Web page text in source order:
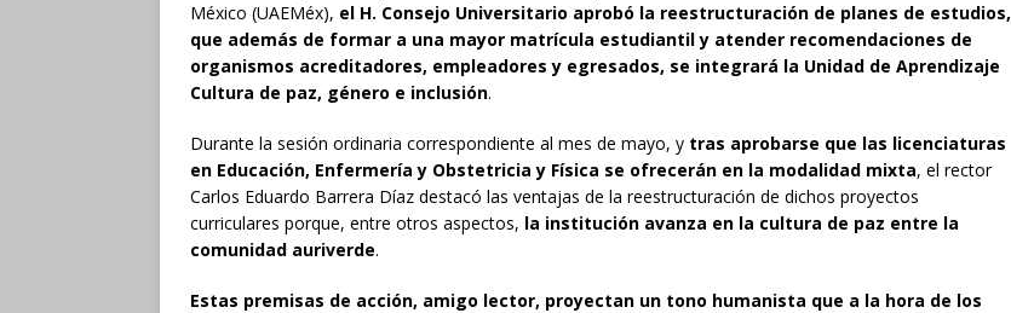
México (UAEMéx), el H. Consejo Universitario aprobó la reestructuración de planes de estudios,
que además de formar a una mayor matrícula estudiantil y atender recomendaciones de
organismos acreditadores, empleadores y egresados, se integrará la Unidad de Aprendizaje
Cultura de paz, género e inclusión.
Durante la sesión ordinaria correspondiente al mes de mayo, y tras aprobarse que las licenciaturas
en Educación, Enfermería y Obstetricia y Física se ofrecerán en la modalidad mixta, el rector
Carlos Eduardo Barrera Díaz destacó las ventajas de la reestructuración de dichos proyectos
curriculares porque, entre otros aspectos, la institución avanza en la cultura de paz entre la
comunidad auriverde.
Estas premisas de acción, amigo lector, proyectan un tono humanista que a la hora de los